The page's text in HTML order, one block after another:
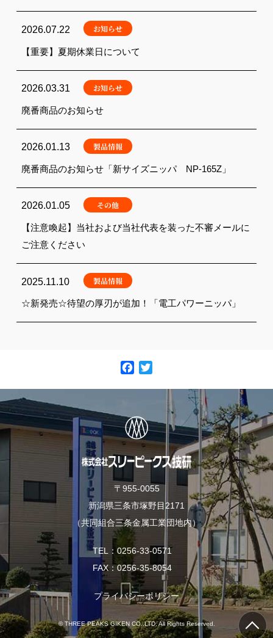
2026.07.22 お知らせ
【重要】夏期休業日について
2026.03.31 お知らせ
廃番商品のお知らせ
2026.01.13 製品情報
廃番商品のお知らせ「新サイズニッパ NP-165Z」
2026.01.05 その他
【注意喚起】当社および当社代表を装った不審メールに
ご注意ください
2025.11.10 製品情報
☆新発売☆待望の厚刃が追加！「電工パワーニッパ」
b
o
k
t
e
〒955-0055
新潟県三条市塚野目2171
（共同組合三条金属工業団地内）
TEL
0256-33-0571
FAX
0256-35-8054
プライバシーポリシー
© THREE PEAKS GIKEN CO.,LTD. All Rights Reserved.